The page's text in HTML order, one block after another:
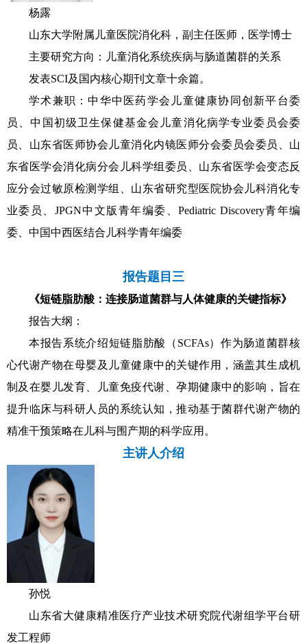
杨露
山东大学附属儿童医院消化科，副主任医师，医学博士
主要研究方向：儿童消化系统疾病与肠道菌群的关系
发表SCI及国内核心期刊文章十余篇。
学术兼职：中华中医药学会儿童健康协同创新平台委
员、中国初级卫生保健基金会儿童消化病学专业委员会委
员、山东省医师协会儿童消化内镜医师分会委员会委员、山
东省医学会消化病分会儿科学组委员、山东省医学会变态反
应分会过敏原检测学组、山东省研究型医院协会儿科消化专
业委员、JPGN中文版青年编委、Pediatric Discovery青年编
委、中国中西医结合儿科学青年编委
报告题目三
《短链脂肪酸：连接肠道菌群与人体健康的关键指标》
报告大纲：
本报告系统介绍短链脂肪酸（SCFAs）作为肠道菌群核
心代谢产物在母婴及儿童健康中的关键作用，涵盖其生成机
制及在婴儿发育、儿童免疫代谢、孕期健康中的影响，旨在
提升临床与科研人员的系统认知，推动基于菌群代谢产物的
精准干预策略在儿科与围产期的科学应用。
主讲人介绍
孙悦
山东省大健康精准医疗产业技术研究院代谢组学平台研
发工程师